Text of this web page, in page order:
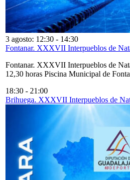
3 agosto: 12:30 - 14:30
Fontanar. XXXVII Interpueblos de
Fontanar. XXXVII Interpueblos de
12,30 horas Piscina Municipal de
18:30 - 21:00
Brihuega. XXXVII Interpueblos de